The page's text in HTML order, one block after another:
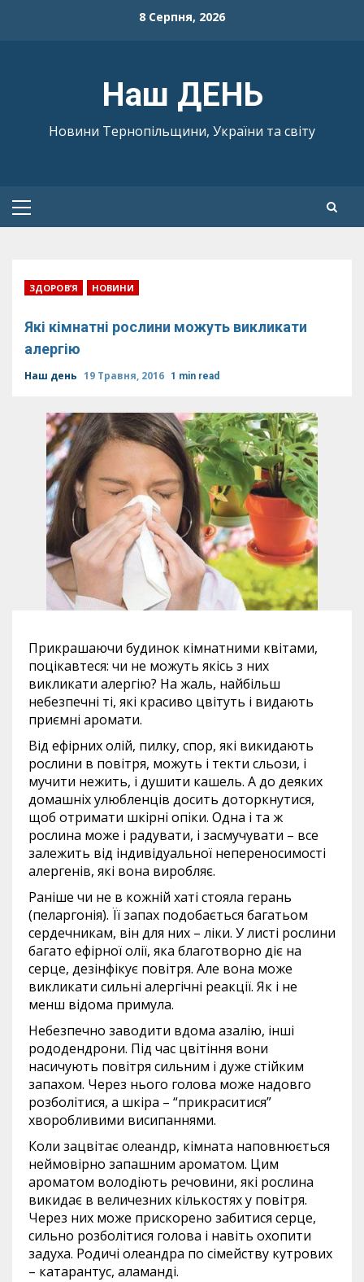
8 Серпня, 2026
Наш ДЕНЬ
Новини Тернопільщини, України та світу
Primary
ЗДОРОВ’Я НОВИНИ
Які кімнатні рослини можуть викликати
алергію
Наш день 19 Травня, 2016 1 min read
Прикрашаючи будинок кімнатними квітами,
поцікавтеся: чи не можуть якісь з них
викликати алергію? На жаль, найбільш
небезпечні ті, які красиво цвітуть і видають
приємні аромати.
Від ефірних олій, пилку, спор, які викидають
рослини в повітря, можуть і текти сльози, і
мучити нежить, і душити кашель. А до деяких
домашніх улюбленців досить доторкнутися,
щоб отримати шкірні опіки. Одна і та ж
рослина може і радувати, і засмучувати – все
залежить від індивідуальної непереносимості
алергенів, які вона виробляє.
Раніше чи не в кожній хаті стояла герань
(пеларгонія). Її запах подобається багатьом
сердечникам, він для них – ліки. У листі рослини
багато ефірної олії, яка благотворно діє на
серце, дезінфікує повітря. Але вона може
викликати сильні алергічні реакції. Як і не
менш відома примула.
Небезпечно заводити вдома азалію, інші
рододендрони. Під час цвітіння вони
насичують повітря сильним і дуже стійким
запахом. Через нього голова може надовго
розболітися, а шкіра – “прикраситися”
хворобливими висипаннями.
Коли зацвітає олеандр, кімната наповнюється
неймовірно запашним ароматом. Цим
ароматом володіють речовини, які рослина
викидає в величезних кількостях у повітря.
Через них може прискорено забитися серце,
сильно розболітися голова і навіть охопити
задуха. Родичі олеандра по сімейству кутрових
– катарантус, аламанді.